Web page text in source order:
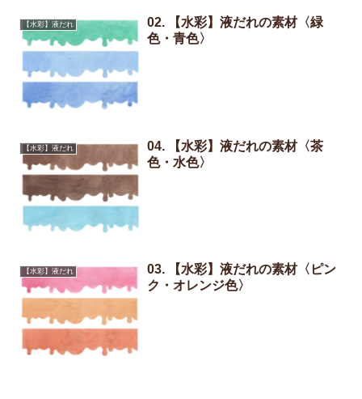
【水彩】液だれ
02. 【水彩】液だれの素材〈緑
色・青色〉
【水彩】液だれ
04. 【水彩】液だれの素材〈茶
色・水色〉
【水彩】液だれ
03. 【水彩】液だれの素材〈ピン
ク・オレンジ色〉